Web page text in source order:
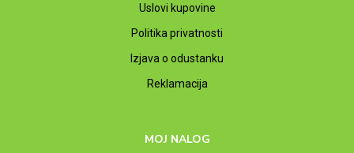
Uslovi kupovine
Politika privatnosti
Izjava o odustanku
Reklamacija
MOJ NALOG